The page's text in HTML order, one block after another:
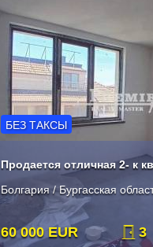
БЕЗ ТАКСЫ
Болгария / Бургасская
60 000 EUR 3